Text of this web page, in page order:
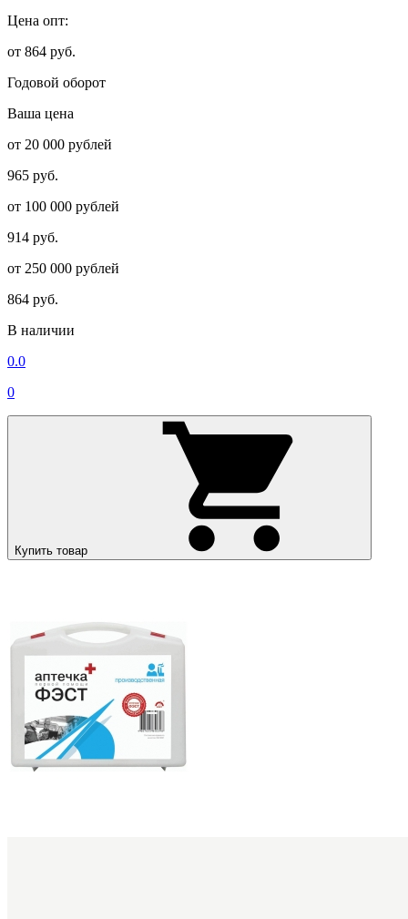
Цена опт:
от 864 руб.
Годовой оборот
Ваша цена
от 20 000 рублей
965 руб.
от 100 000 рублей
914 руб.
от 250 000 рублей
864 руб.
В наличии
0.0
0
Купить товар